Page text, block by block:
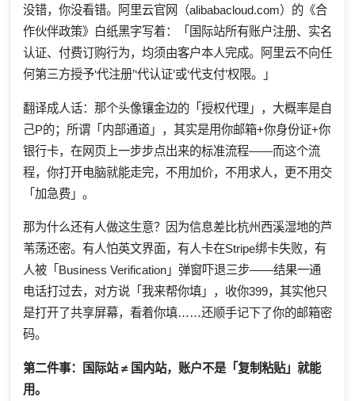
没错，你没看错。阿里云官网（alibabacloud.com）的《合
作伙伴政策》白纸黑字写着：「国际站所有账户注册、实名
认证、付费订购行为，均须由客户本人完成。阿里云不向任
何第三方授予‘代注册’‘代认证’或‘代支付’权限。」
翻译成人话：那个头像镶金边的「授权代理」，大概率是自
己P的；所谓「内部通道」，其实是用你邮箱+你身份证+你
银行卡，在网页上一步步点出来的标准流程——而这个流
程，你打开电脑就能走完，不用加价，不用求人，更不用交
「加急费」。
那为什么还有人做这生意？因为信息差比杭州西溪湿地的芦
苇荡还密。有人怕英文界面，有人卡在Stripe绑卡失败，有
人被「Business Verification」弹窗吓退三步——结果一通
电话打过去，对方说「我来帮你填」，收你399，其实他只
是打开了共享屏幕，看着你填……还顺手记下了你的邮箱密
码。
第二件事：国际站 ≠ 国内站，账户不是「复制粘贴」就能
用。